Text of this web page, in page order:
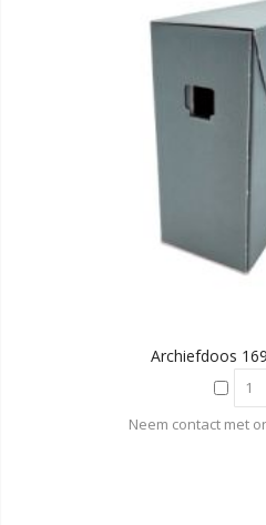
Archiefdoos
Neem contact met